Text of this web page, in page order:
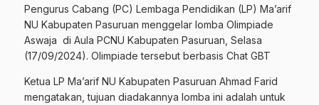
Pengurus Cabang (PC) Lembaga Pendidikan (LP) Ma’arif
NU Kabupaten Pasuruan menggelar lomba Olimpiade
Aswaja di Aula PCNU Kabupaten Pasuruan, Selasa
(17/09/2024). Olimpiade tersebut berbasis Chat GBT
Ketua LP Ma’arif NU Kabupaten Pasuruan Ahmad Farid
mengatakan, tujuan diadakannya lomba ini adalah untuk